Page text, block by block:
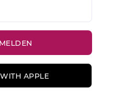
APPLE